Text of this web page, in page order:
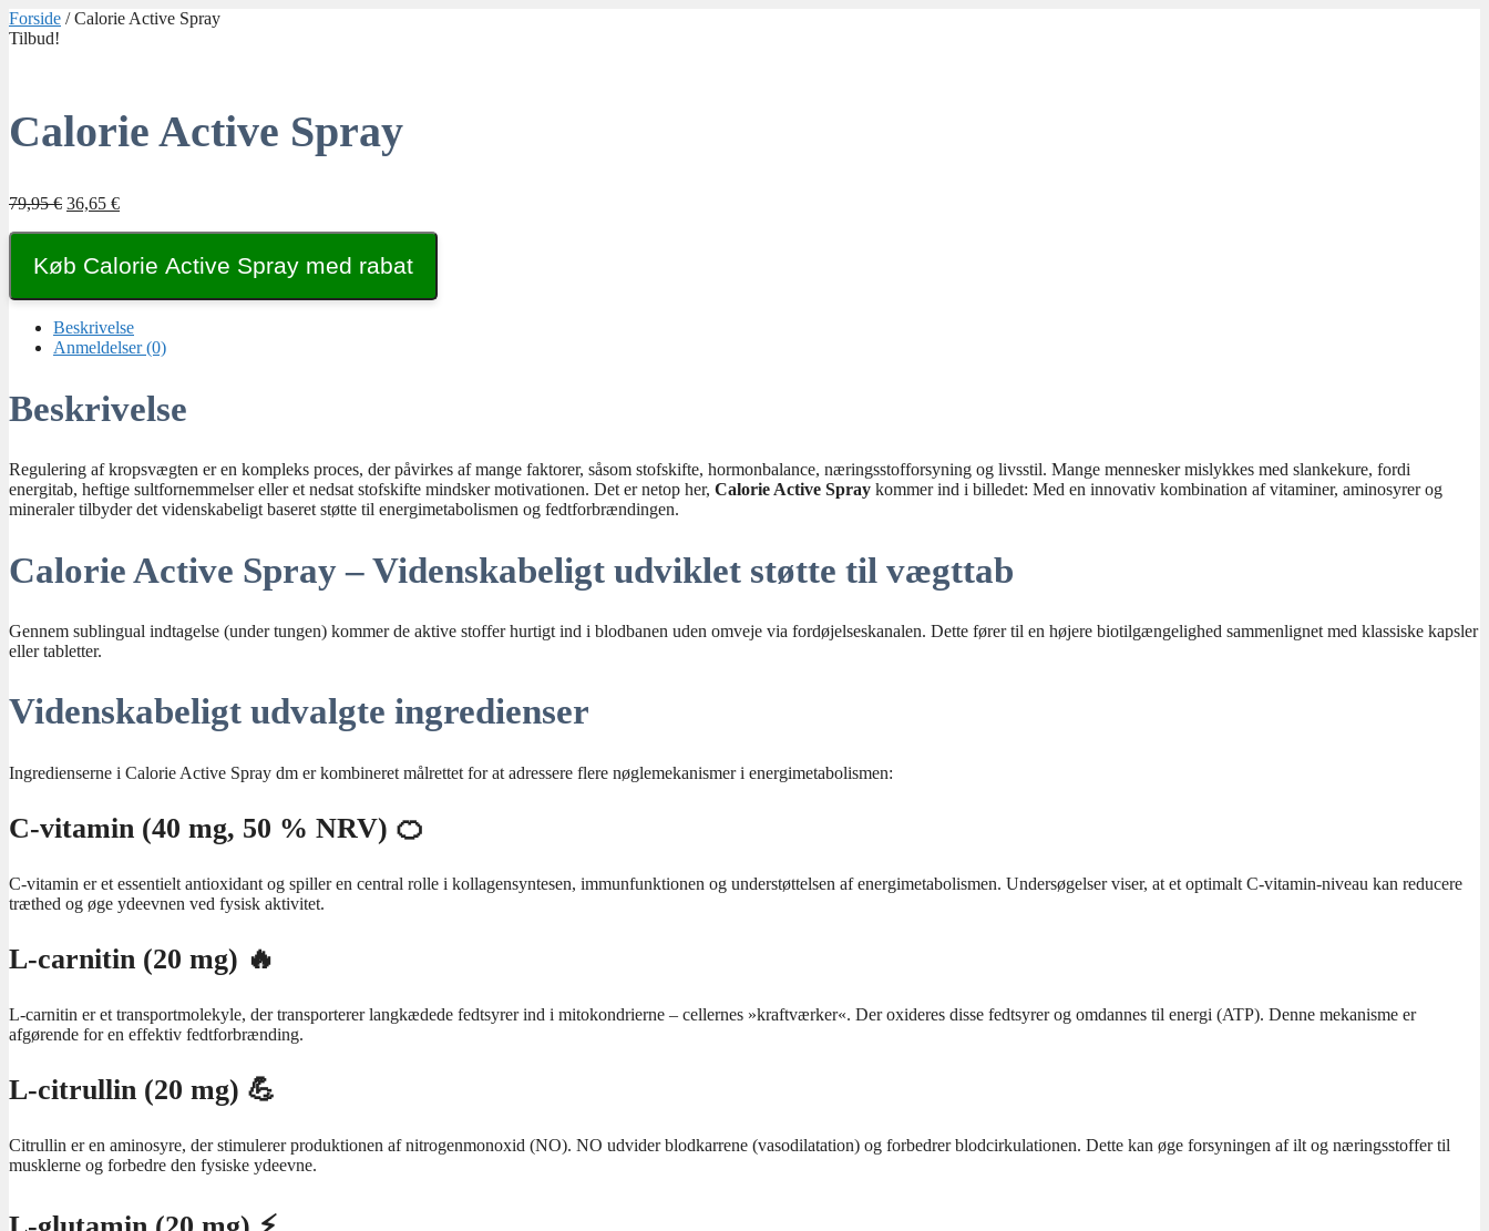
Hop
til
Forside / Calorie Active Spray
Tilbud!
Calorie Active Spray
79,95€ Den
var:
36,65 €Den
er:
Køb Calorie Active Spray med rabat
Beskrivelse
Anmeldelser (0)
Beskrivelse
Regulering af kropsvægten er en kompleks proces, der påvirkes af mange faktorer, såsom stofskifte, hormonbalance, næringsstofforsyning og livsstil. Mange mennesker mislykkes med slankekure, fordi
energitab, heftige sultfornemmelser eller et nedsat stofskifte mindsker motivationen. Det er netop her, Calorie Active Spray kommer ind i billedet: Med en innovativ kombination af vitaminer, aminosyrer og
mineraler tilbyder det videnskabeligt baseret støtte til energimetabolismen og fedtforbrændingen.
Calorie Active Spray – Videnskabeligt udviklet støtte til vægttab
Gennem sublingual indtagelse (under tungen) kommer de aktive stoffer hurtigt ind i blodbanen uden omveje via fordøjelseskanalen. Dette fører til en højere biotilgængelighed sammenlignet med klassiske kapsler
eller tabletter.
Videnskabeligt udvalgte ingredienser
Ingredienserne i Calorie Active Spray dm er kombineret målrettet for at adressere flere nøglemekanismer i energimetabolismen:
C-vitamin (40 mg, 50 % NRV) 🍊
C-vitamin er et essentielt antioxidant og spiller en central rolle i kollagensyntesen, immunfunktionen og understøttelsen af energimetabolismen. Undersøgelser viser, at et optimalt C-vitamin-niveau kan reducere
træthed og øge ydeevnen ved fysisk aktivitet.
L-carnitin (20 mg) 🔥
L-carnitin er et transportmolekyle, der transporterer langkædede fedtsyrer ind i mitokondrierne – cellernes »kraftværker«. Der oxideres disse fedtsyrer og omdannes til energi (ATP). Denne mekanisme er
afgørende for en effektiv fedtforbrænding.
L-citrullin (20 mg) 💪
Citrullin er en aminosyre, der stimulerer produktionen af nitrogenmonoxid (NO). NO udvider blodkarrene (vasodilatation) og forbedrer blodcirkulationen. Dette kan øge forsyningen af ilt og næringsstoffer til
musklerne og forbedre den fysiske ydeevne.